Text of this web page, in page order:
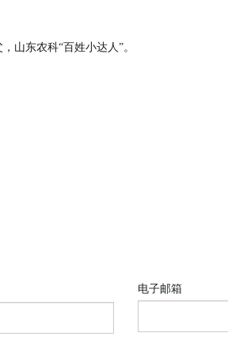
山东农科“百姓小达人”。
电子邮箱